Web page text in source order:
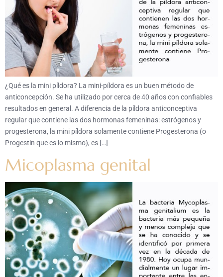
¿Qué es la mini píldora? La mini-píldora es un buen método de
anticoncepción. Se ha utilizado por cerca de 40 años con confiables
resultados en general. A diferencia de la píldora anticonceptiva
regular que contiene las dos hormonas femeninas: estrógenos y
progesterona, la mini píldora solamente contiene Progesterona (o
Progestin que es lo mismo), es […]
Micoplasma genital